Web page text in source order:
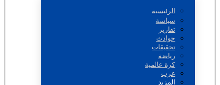
الرئيسية
سياسة
تقارير
حوادث
تحقيقات
رياضة
كرة عالمية
عرب
المزيد